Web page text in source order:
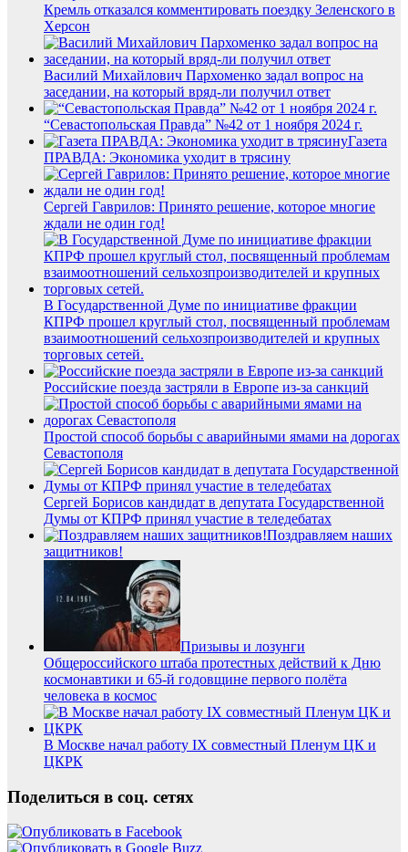
Кремль отказался комментировать поездку Зеленского в
Херсон
Василий Михайлович Пархоменко задал вопрос на
заседании, на который вряд-ли получил ответ
“Севастопольская Правда” №42 от 1 ноября 2024 г.
Газета
ПРАВДА: Экономика уходит в трясину
Сергей Гаврилов: Принято решение, которое многие
ждали не один год!
В Государственной Думе по инициативе фракции
КПРФ прошел круглый стол, посвященный проблемам
взаимоотношений сельхозпроизводителей и крупных
торговых сетей.
Российские поезда застряли в Европе из-за санкций
Простой способ борьбы с аварийными ямами на дорогах
Севастополя
Сергей Борисов кандидат в депутата Государственной
Думы от КПРФ принял участие в теледебатах
Поздравляем наших
защитников!
Призывы и лозунги
Общероссийского штаба протестных действий к Дню
космонавтики и 65-й годовщине первого полёта
человека в космос
В Москве начал работу IX совместный Пленум ЦК и
ЦКРК
Поделиться в соц. сетях